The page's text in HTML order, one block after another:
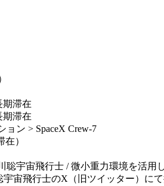
期滞在
期滞在
ン > SpaceX Crew-7
）
聡宇宙飛行士 / 微小重力環境を活
宙飛行士のX（旧ツイッター）にて